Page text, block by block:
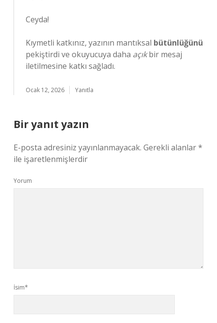
Ceyda!
Kıymetli katkınız, yazının mantıksal bütünlüğünü
pekiştirdi ve okuyucuya daha açıkbir mesaj
iletilmesine katkı sağladı.
Ocak 12, 2026 Yanıtla
Bir yanıt yazın
E-posta adresiniz yayınlanmayacak. Gerekli alanlar*
ile işaretlenmişlerdir
Yorum
İsim*